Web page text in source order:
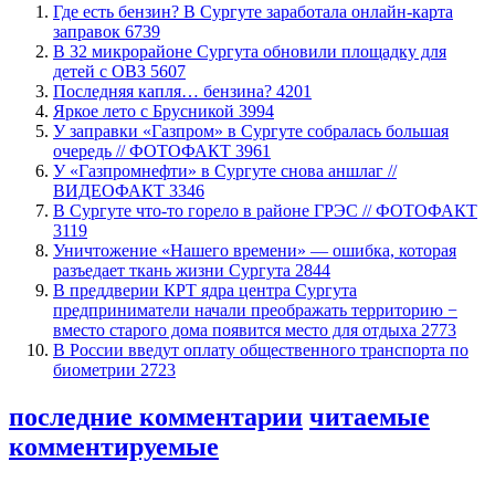
​Где есть бензин? В Сургуте заработала онлайн-карта
заправок 6739
В 32 микрорайоне Сургута обновили площадку для
детей с ОВЗ 5607
​Последняя капля… бензина? 4201
Яркое лето с Брусникой 3994
​У заправки «Газпром» в Сургуте собралась большая
очередь // ФОТОФАКТ 3961
У «Газпромнефти» в Сургуте снова аншлаг //
ВИДЕОФАКТ 3346
​В Сургуте что-то горело в районе ГРЭС // ФОТОФАКТ
3119
​Уничтожение «Нашего времени» — ошибка, которая
разъедает ткань жизни Сургута 2844
​В преддверии КРТ ядра центра Сургута
предприниматели начали преображать территорию −
вместо старого дома появится место для отдыха 2773
В России введут оплату общественного транспорта по
биометрии 2723
последние комментарии читаемые
комментируемые